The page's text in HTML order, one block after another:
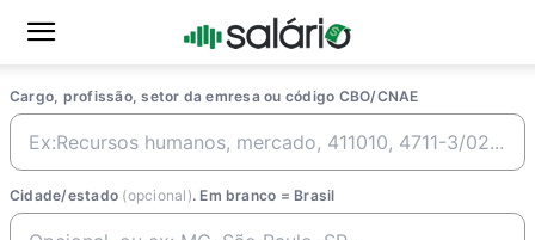
Cargo, profissão, setor da emresa ou código CBO/CNAE
Cidade/estado (opcional). Em branco = Brasil